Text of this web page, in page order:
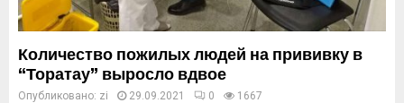
Количество пожилых людей на прививку в
“Торатау” выросло вдвое
Опубликовано: zi 29.09.2021 0 1667